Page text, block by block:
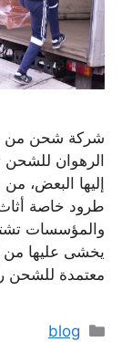
شركة شحن من
الرهوان للشحن
إليها البعض،
طرود خاصة
والمؤسسات
يخشى عليها من
معتمدة للشحن
التصنيفات
blog